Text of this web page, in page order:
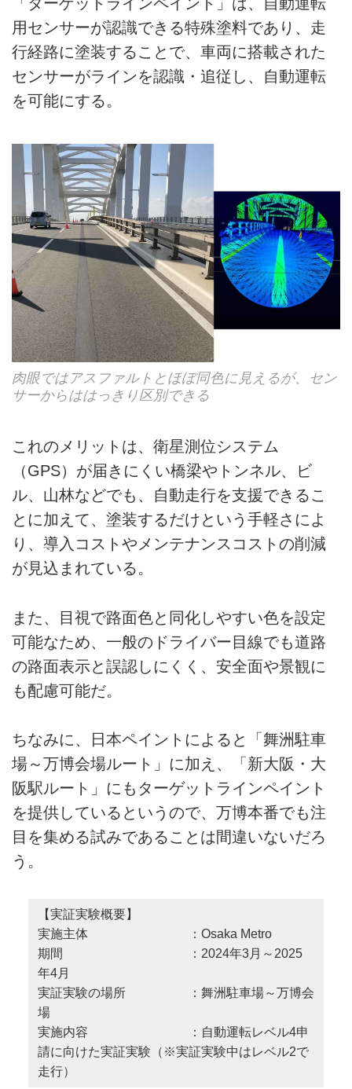
用センサーが認識できる特殊塗料であり、走
行経路に塗装することで、車両に搭載された
センサーがラインを認識・追従し、自動運転
を可能にする。
肉眼ではアスファルトとほぼ同色に見えるが、セン
サーからははっきり区別できる
これのメリットは、衛星測位システム
（GPS）が届きにくい橋梁やトンネル、ビ
ル、山林などでも、自動走行を支援できるこ
とに加えて、塗装するだけという手軽さによ
り、導入コストやメンテナンスコストの削減
が見込まれている。
また、目視で路面色と同化しやすい色を設定
可能なため、一般のドライバー目線でも道路
の路面表示と誤認しにくく、安全面や景観に
も配慮可能だ。
ちなみに、日本ペイントによると「舞洲駐車
場～万博会場ルート」に加え、「新大阪・大
阪駅ルート」にもターゲットラインペイント
を提供しているというので、万博本番でも注
目を集める試みであることは間違いないだろ
う。
【実証実験概要】
実施主体 ：Osaka Metro
期間 ：2024年3月～2025
年4月
実証実験の場所 ：舞洲駐車場～万博会
場
実施内容 ：自動運転レベル4申
請に向けた実証実験（※実証実験中はレベル2で
走行）